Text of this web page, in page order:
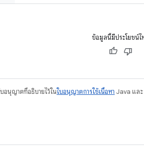
ข้อมูลนี้มีประโยชน์ไ
อนุญาตที่อธิบายไว้ในใบอนุญาตการใช้เนื้อหา Java และ